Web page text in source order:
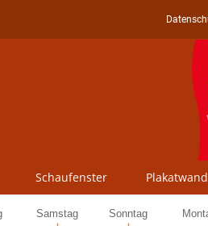
Schaufenster Plakatwand